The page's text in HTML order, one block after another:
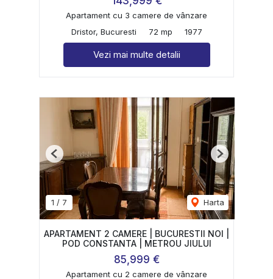
Apartament cu 3 camere de vânzare
Dristor, Bucuresti
72 mp 1977
Vezi mai multe detalii
1 / 7 Harta
Previous Next
APARTAMENT 2 CAMERE | BUCURESTII NOI |
POD CONSTANTA | METROU JIULUI
85,999 €
Apartament cu 2 camere de vânzare